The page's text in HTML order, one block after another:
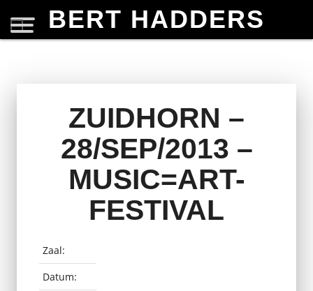
BERT HADDERS
ZUIDHORN –
28/SEP/2013 –
MUSIC=ART-
FESTIVAL
Zaal:
Datum: